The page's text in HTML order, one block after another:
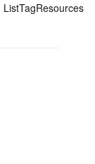
ListTagResources